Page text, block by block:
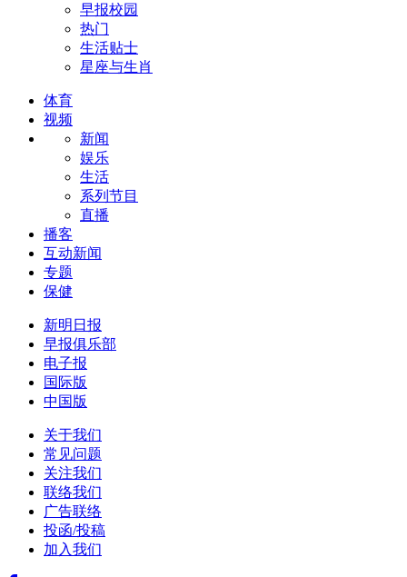
早报校园
热门
生活贴士
星座与生肖
体育
视频
新闻
娱乐
生活
系列节目
直播
播客
互动新闻
专题
保健
新明日报
早报俱乐部
电子报
国际版
中国版
关于我们
常见问题
关注我们
联络我们
广告联络
投函/投稿
加入我们